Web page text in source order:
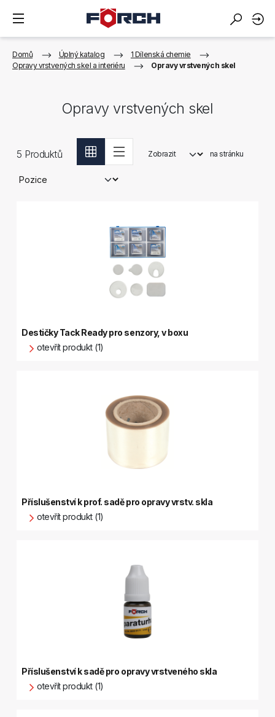
Domů Úplný katalog
1 Dílenská chemie
Opravy vrstvených skel a interiéru
Opravy vrstvených skel
Opravy vrstvených skel
5 Produktů Zobrazit na stránku
Destičky Tack Ready pro senzory, v boxu
otevřít produkt (1)
Příslušenství k prof. sadě pro opravy vrstv. skla
otevřít produkt (1)
Příslušenství k sadě pro opravy vrstveného skla
otevřít produkt (1)